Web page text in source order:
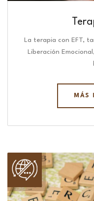
La terapia con EFT,
Liberación
MÁS